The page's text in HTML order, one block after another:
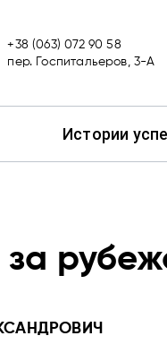
+38 (063) 072 90 58
пер. Госпитальеров, 3-А
Истории